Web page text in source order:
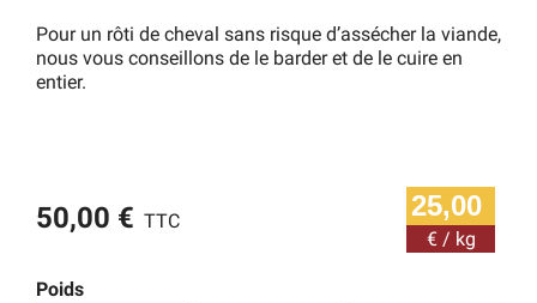
Pour un rôti de cheval sans risque d’assécher la viande,
nous vous conseillons de le barder et de le cuire en
entier.
50,00 € TTC
Poids
25,00
€ / kg